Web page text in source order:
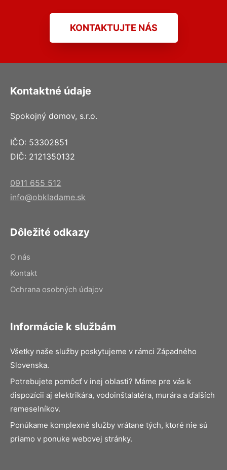
KONTAKTUJTE NÁS
Kontaktné údaje
Spokojný domov, s.r.o.
IČO: 53302851
DIČ: 2121350132
0911 655 512
info@obkladame.sk
Dôležité odkazy
O nás
Kontakt
Ochrana osobných údajov
Informácie k službám
Všetky naše služby poskytujeme v rámci Západného
Slovenska.
Potrebujete pomôcť v inej oblasti? Máme pre vás k
dispozícii aj elektrikára, vodoinštalatéra, murára a ďalších
remeselníkov.
Ponúkame komplexné služby vrátane tých, ktoré nie sú
priamo v ponuke webovej stránky.